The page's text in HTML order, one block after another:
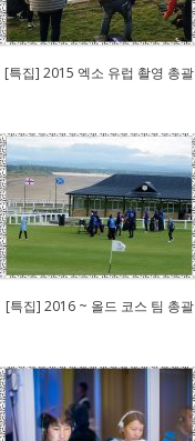
[특집] 2015 엑소 유럽 촬영 총괄
[특집] 2016 ~ 올드 코스 팀 총괄